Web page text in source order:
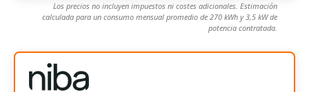
Los precios no incluyen impuestos ni costes adicionales. Estimación
calculada para un consumo mensual promedio de 270 kWh y 3,5 kW de
potencia contratada.